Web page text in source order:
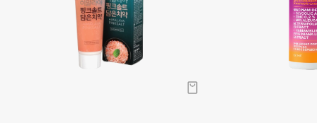
Boadicea The Victorious